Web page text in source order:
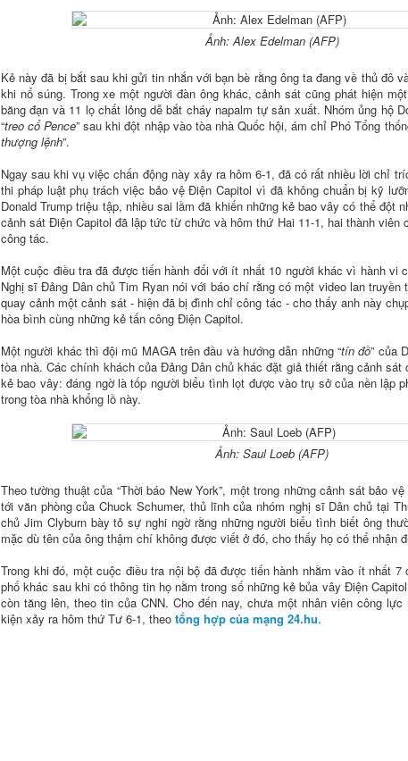
Ảnh: Alex Edelman (AFP)
Kẻ này đã bị bắt sau khi gửi tin nhắn với bạn bè rằng ông ta đang về thủ đô
khi nổ súng. Trong xe một người đàn ông khác, cảnh sát cũng phát hiện
băng đạn và 11 lọ chất lỏng dễ bắt cháy napalm tự sản xuất. Nhóm ủng hộ
“treo cổ Pence” sau khi đột nhập vào tòa nhà Quốc hội, ám chỉ Phó Tổng
thượng lệnh”.
Ngay sau khi vụ việc chấn động này xảy ra hôm 6-1, đã có rất nhiều lời chỉ
thi pháp luật phụ trách việc bảo vệ Điện Capitol vì đã không chuẩn bị kỹ
Donald Trump triệu tập, nhiều sai lầm đã khiến những kẻ bao vây có thể đột
cảnh sát Điện Capitol đã lập tức từ chức và hôm thứ Hai 11-1, hai thành viên
công tác.
Một cuộc điều tra đã được tiến hành đối với ít nhất 10 người khác vì hành vi
Nghị sĩ Đảng Dân chủ Tim Ryan nói với báo chí rằng có một video lan truyền
quay cảnh một cảnh sát - hiện đã bị đình chỉ công tác - cho thấy anh này
hòa bình cùng những kẻ tấn công Điện Capitol.
Một người khác thì đội mũ MAGA trên đầu và hướng dẫn những “tín đồ” của
tòa nhà. Các chính khách của Đảng Dân chủ khác đặt giả thiết rằng cảnh sát
kẻ bao vây: đáng ngờ là tốp người biểu tình lọt được vào trụ sở của nền lập
trong tòa nhà khổng lồ này.
Ảnh: Saul Loeb (AFP)
Theo tường thuật của “Thời báo New York”, một trong những cảnh sát bảo
tới văn phòng của Chuck Schumer, thủ lĩnh của nhóm nghị sĩ Dân chủ tại
chủ Jim Clyburn bày tỏ sự nghi ngờ rằng những người biểu tình biết ông
mặc dù tên của ông thậm chí không được viết ở đó, cho thấy họ có thể nhận
Trong khi đó, một cuộc điều tra nội bộ đã được tiến hành nhằm vào ít nhất
phố khác sau khi có thông tin họ nằm trong số những kẻ bủa vây Điện
còn tăng lên, theo tin của CNN. Cho đến nay, chưa một nhân viên công
kiện xảy ra hôm thứ Tư 6-1, theo tổng hợp của mạng 24.hu.